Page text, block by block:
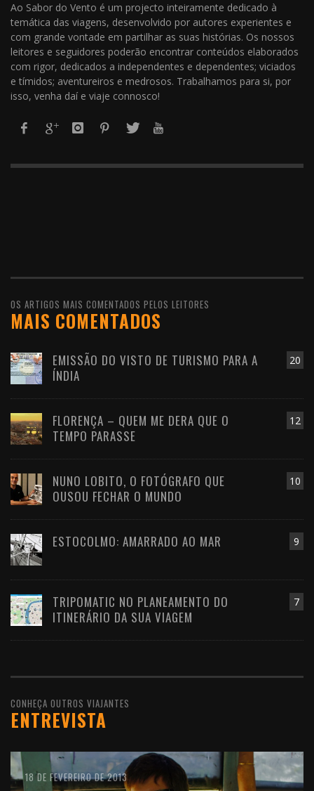
Ao Sabor do Vento é um projecto inteiramente dedicado à
temática das viagens, desenvolvido por autores experientes e
com grande vontade em partilhar as suas histórias. Os nossos
leitores e seguidores poderão encontrar conteúdos elaborados
com rigor, dedicados a independentes e dependentes; viciados
e tímidos; aventureiros e medrosos. Trabalhamos para si, por
isso, venha daí e viaje connosco!
OS ARTIGOS MAIS COMENTADOS PELOS LEITORES
MAIS COMENTADOS
20
EMISSÃO DO VISTO DE TURISMO PARA A
ÍNDIA
12
FLORENÇA – QUEM ME DERA QUE O
TEMPO PARASSE
10
NUNO LOBITO, O FOTÓGRAFO QUE
OUSOU FECHAR O MUNDO
9
ESTOCOLMO: AMARRADO AO MAR
7
TRIPOMATIC NO PLANEAMENTO DO
ITINERÁRIO DA SUA VIAGEM
CONHEÇA OUTROS VIAJANTES
ENTREVISTA
10 DE FEVEREIRO DE 2016
18 DE FEVEREIRO DE 2013
11 DE OUTUBRO DE 2012